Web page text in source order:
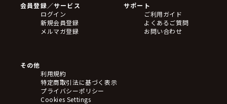
フィギュア
アクリルスタンド
バッジ
キーホルダー・ストラップ
ステッカー・シール・カード
タペストリー・ポスター
アームサポーター
ブレードホルダー
会員登録／サービス
ログイン
新規会員登録
メルマガ登録
サポート
ご利用ガイド
よくあるご質問
お問い合わせ
その他
利用規約
特定商取引法に基づく表示
プライバシーポリシー
Cookies Settings